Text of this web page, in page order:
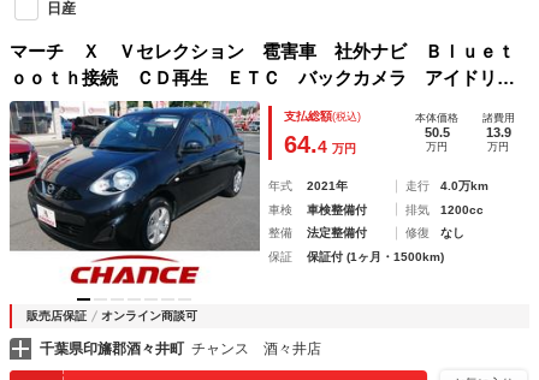
日産
マーチ Ｘ Ｖセレクション 雹害車 社外ナビ Ｂｌｕｅｔ
ｏｏｔｈ接続 ＣＤ再生 ＥＴＣ バックカメラ アイドリン
グストップ プッシュスタート スマートキー エマージェン
シーブレーキ オートライト Ｗエアバック
支払総額(税込)
64.4 万円
本体価格
50.5
万円
諸費用
13.9
万円
年式 2021年 走行
4.0万km
車検
車検整備付 排気
1200cc
整備
法定整備付 修復
なし
保証
保証付 (1ヶ月・1500km)
販売店保証 オンライン商談可
千葉県印旛郡酒々井町 チャンス 酒々井店